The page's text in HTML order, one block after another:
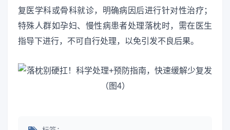
复医学科或骨科就诊，明确病因后进行针对性治疗；
特殊人群如孕妇、慢性病患者处理落枕时，需在医生
指导下进行，不可自行处理，以免引发不良后果。